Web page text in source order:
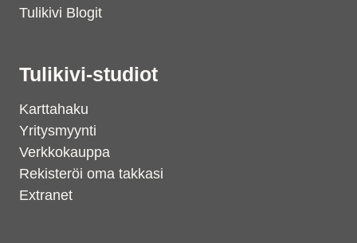
Tulikivi Blogit
Tulikivi-studiot
Karttahaku
Yritysmyynti
Verkkokauppa
Rekisteröi oma takkasi
Extranet